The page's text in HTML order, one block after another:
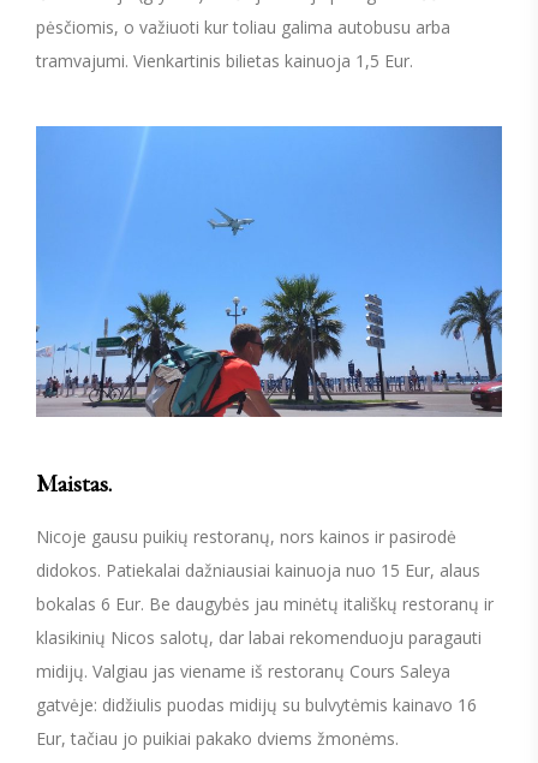
pėsčiomis, o važiuoti kur toliau galima autobusu arba
tramvajumi. Vienkartinis bilietas kainuoja 1,5 Eur.
Maistas.
Nicoje gausu puikių restoranų, nors kainos ir pasirodė
didokos. Patiekalai dažniausiai kainuoja nuo 15 Eur, alaus
bokalas 6 Eur. Be daugybės jau minėtų itališkų restoranų ir
klasikinių Nicos salotų, dar labai rekomenduoju paragauti
midijų. Valgiau jas viename iš restoranų Cours Saleya
gatvėje: didžiulis puodas midijų su bulvytėmis kainavo 16
Eur, tačiau jo puikiai pakako dviems žmonėms.